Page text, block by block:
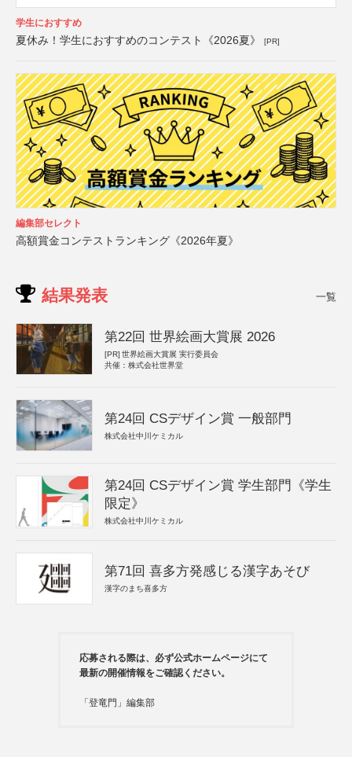
学生におすすめ
夏休み！学生におすすめのコンテスト《2026夏》 [PR]
編集部セレクト
高額賞金コンテストランキング《2026年夏》
結果発表 一覧
第22回 世界絵画大賞展 2026
[PR] 世界絵画大賞展 実行委員会
共催：株式会社世界堂
第24回 CSデザイン賞 一般部門
株式会社中川ケミカル
第24回 CSデザイン賞 学生部門《学生
限定》
株式会社中川ケミカル
第71回 喜多方発感じる漢字あそび
漢字のまち喜多方
応募される際は、必ず公式ホームページにて
最新の開催情報をご確認ください。
「登竜門」編集部